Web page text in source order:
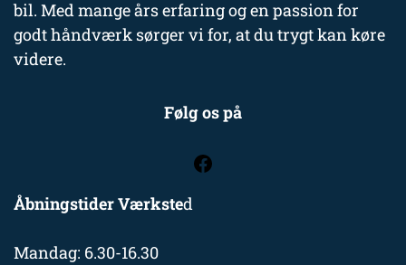
bil. Med mange års erfaring og en passion for
godt håndværk sørger vi for, at du trygt kan køre
videre.
Følg os på
Åbningstider Værksted
Mandag: 6.30-16.30